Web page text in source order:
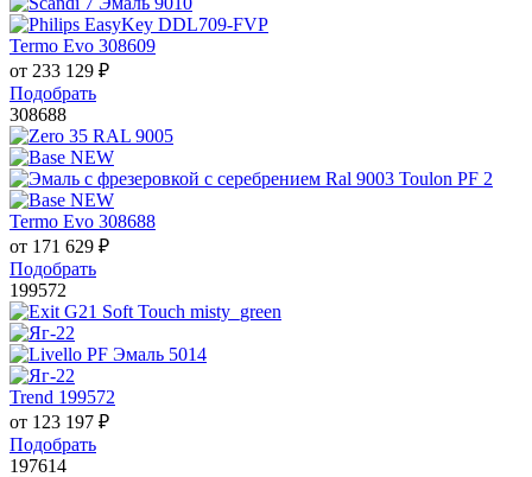
Termo Evo 308609
от 233 129 ₽
Подобрать
308688
Termo Evo 308688
от 171 629 ₽
Подобрать
199572
Trend 199572
от 123 197 ₽
Подобрать
197614